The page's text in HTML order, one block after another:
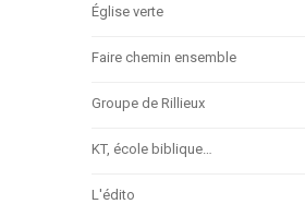
Église verte
Faire chemin ensemble
Groupe de Rillieux
KT, école biblique…
L'édito